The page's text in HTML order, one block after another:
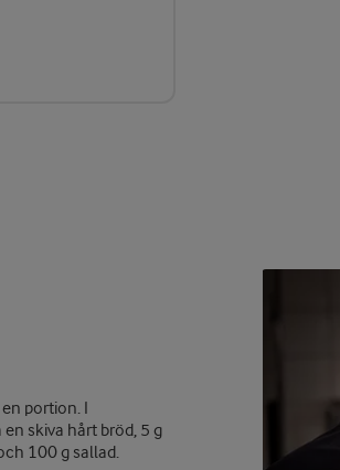
portion. I
skiva hårt bröd, 5 g
100 g sallad.